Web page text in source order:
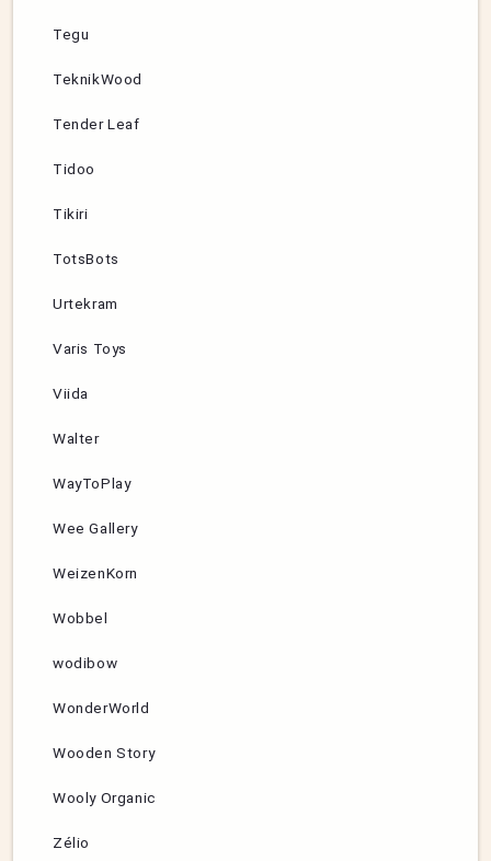
Tegu
TeknikWood
Tender Leaf
Tidoo
Tikiri
TotsBots
Urtekram
Varis Toys
Viida
Walter
WayToPlay
Wee Gallery
WeizenKorn
Wobbel
wodibow
WonderWorld
Wooden Story
Wooly Organic
Zélio